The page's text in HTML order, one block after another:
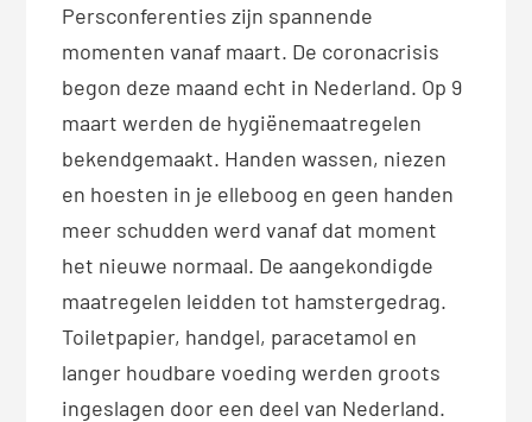
Persconferenties zijn spannende
momenten vanaf maart. De coronacrisis
begon deze maand echt in Nederland. Op 9
maart werden de hygiënemaatregelen
bekendgemaakt. Handen wassen, niezen
en hoesten in je elleboog en geen handen
meer schudden werd vanaf dat moment
het nieuwe normaal. De aangekondigde
maatregelen leidden tot hamstergedrag.
Toiletpapier, handgel, paracetamol en
langer houdbare voeding werden groots
ingeslagen door een deel van Nederland.